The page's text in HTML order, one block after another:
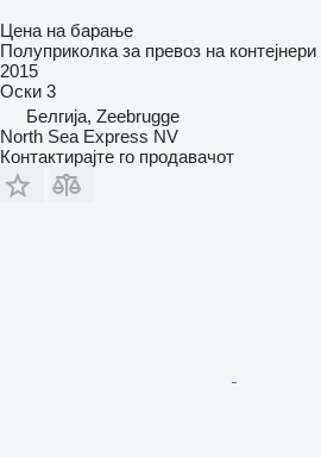
Цена на барање
Полуприколка за превоз на контејнери
2015
Оски 3
Белгија, Zeebrugge
North Sea Express NV
Контактирајте го продавачот